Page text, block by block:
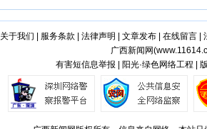
关于我们 服务条款 法律声明 文章发布| 在线留言|
广西新闻网(
有害短信息举报 | 阳光·绿色网络工程 |